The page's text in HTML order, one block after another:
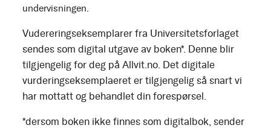
undervisningen.
Vudereringseksemplarer fra Universitetsforlaget
sendes som digital utgave av boken*. Denne blir
tilgjengelig for deg på Allvit.no. Det digitale
vurderingseksemplaeret er tilgjengelig så snart vi
har mottatt og behandlet din forespørsel.
*dersom boken ikke finnes som digitalbok, sender